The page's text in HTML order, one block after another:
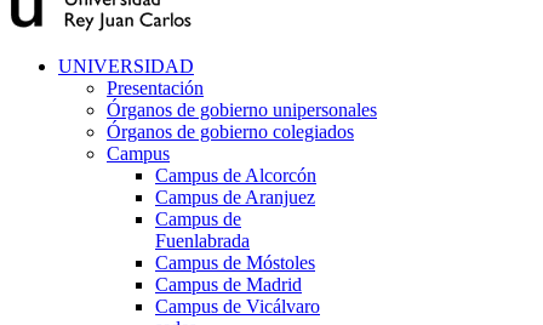
UNIVERSIDAD
Presentación
Órganos de gobierno unipersonales
Órganos de gobierno colegiados
Campus
Campus de Alcorcón
Campus de Aranjuez
Campus de
Fuenlabrada
Campus de Móstoles
Campus de Madrid
Campus de Vicálvaro